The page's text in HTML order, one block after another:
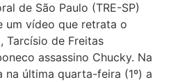
de São Paulo (TRE-SP)
um vídeo que retrata o
Tarcísio de Freitas
assassino Chucky. Na
na última quarta-feira (1º) a